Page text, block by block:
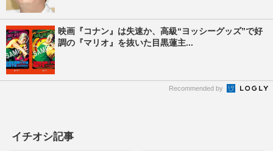
映画『コナン』は失速か、高級“ヨッシーグッズ”で好
調の『マリオ』を抜いた目黒蓮主...
Recommended by
イチオシ記事